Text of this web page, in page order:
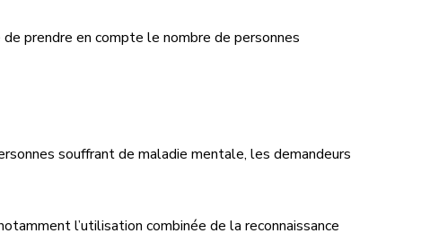
prendre en compte le nombre de personnes
souffrant de maladie mentale, les demandeurs
l’utilisation combinée de la reconnaissance